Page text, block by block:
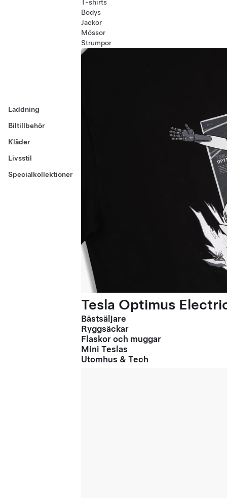
Laddning
Biltillbehör
Kläder
Livsstil
Specialkollektioner
T-shirts
Bodys
Jackor
Mössor
Strumpor
Tesla Optimus
Bästsäljare
Ryggsäckar
Flaskor och muggar
Mini Teslas
Utomhus & Tech